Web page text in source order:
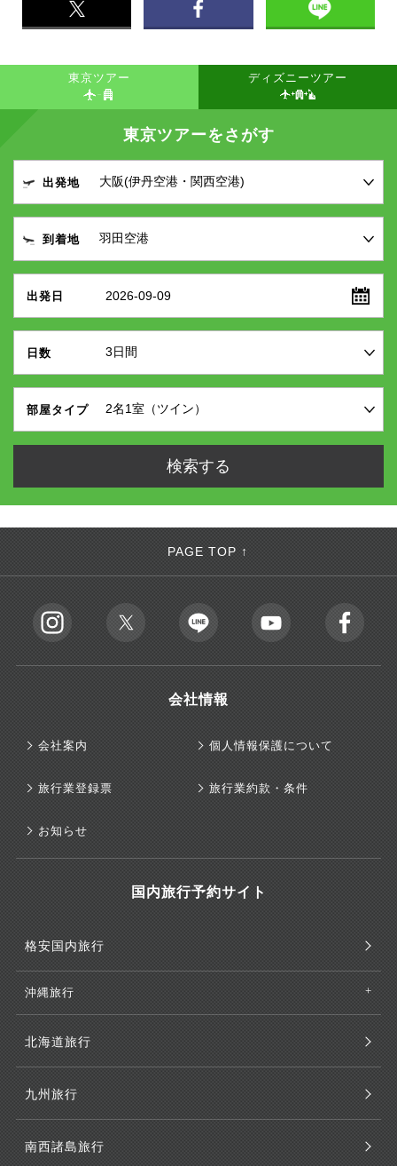
東京ツアー ディズニーツアー
東京ツアーをさがす
出発地
到着地
出発日 2026-09-09
日数
部屋タイプ
PAGE TOP ↑
会社情報
会社案内 個人情報保護について
旅行業登録票 旅行業約款・条件
お知らせ
国内旅行予約サイト
格安国内旅行
沖縄旅行
北海道旅行
九州旅行
南西諸島旅行